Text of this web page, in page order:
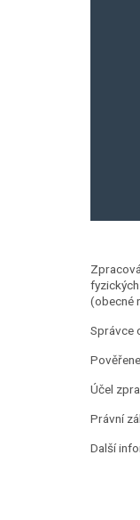
(obecné
Správce
Účel
Právní
Další